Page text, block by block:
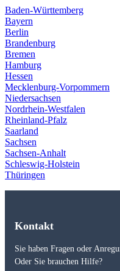
Baden-Württemberg
Bayern
Berlin
Brandenburg
Bremen
Hamburg
Hessen
Mecklenburg-Vorpommern
Niedersachsen
Nordrhein-Westfalen
Rheinland-Pfalz
Saarland
Sachsen
Sachsen-Anhalt
Schleswig-Holstein
Thüringen
Kontakt
Sie haben Fragen oder
Oder Sie brauchen Hilfe?